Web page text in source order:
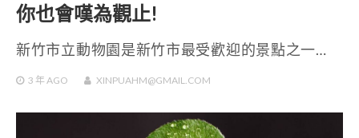
你也會嘆為觀止!
新竹市立動物園是新竹市最受歡迎的景點之一…
3 年 AGO XINPUAHM@GMAIL.COM